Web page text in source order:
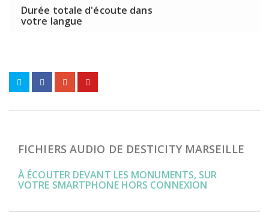
Durée totale d'écoute dans
votre langue
FICHIERS AUDIO DE DESTICITY MARSEILLE
À ÉCOUTER DEVANT LES MONUMENTS, SUR
VOTRE SMARTPHONE HORS CONNEXION